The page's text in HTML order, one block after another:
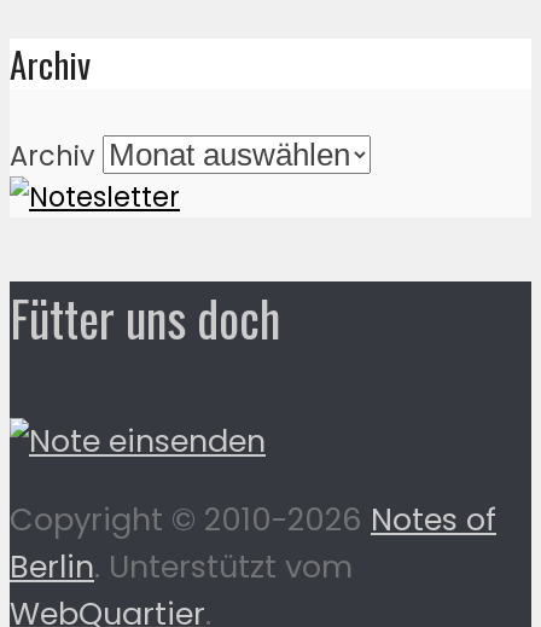
Archiv
Archiv
Fütter uns doch
Copyright © 2010-2026 Notes of
Berlin. Unterstützt vom
WebQuartier.